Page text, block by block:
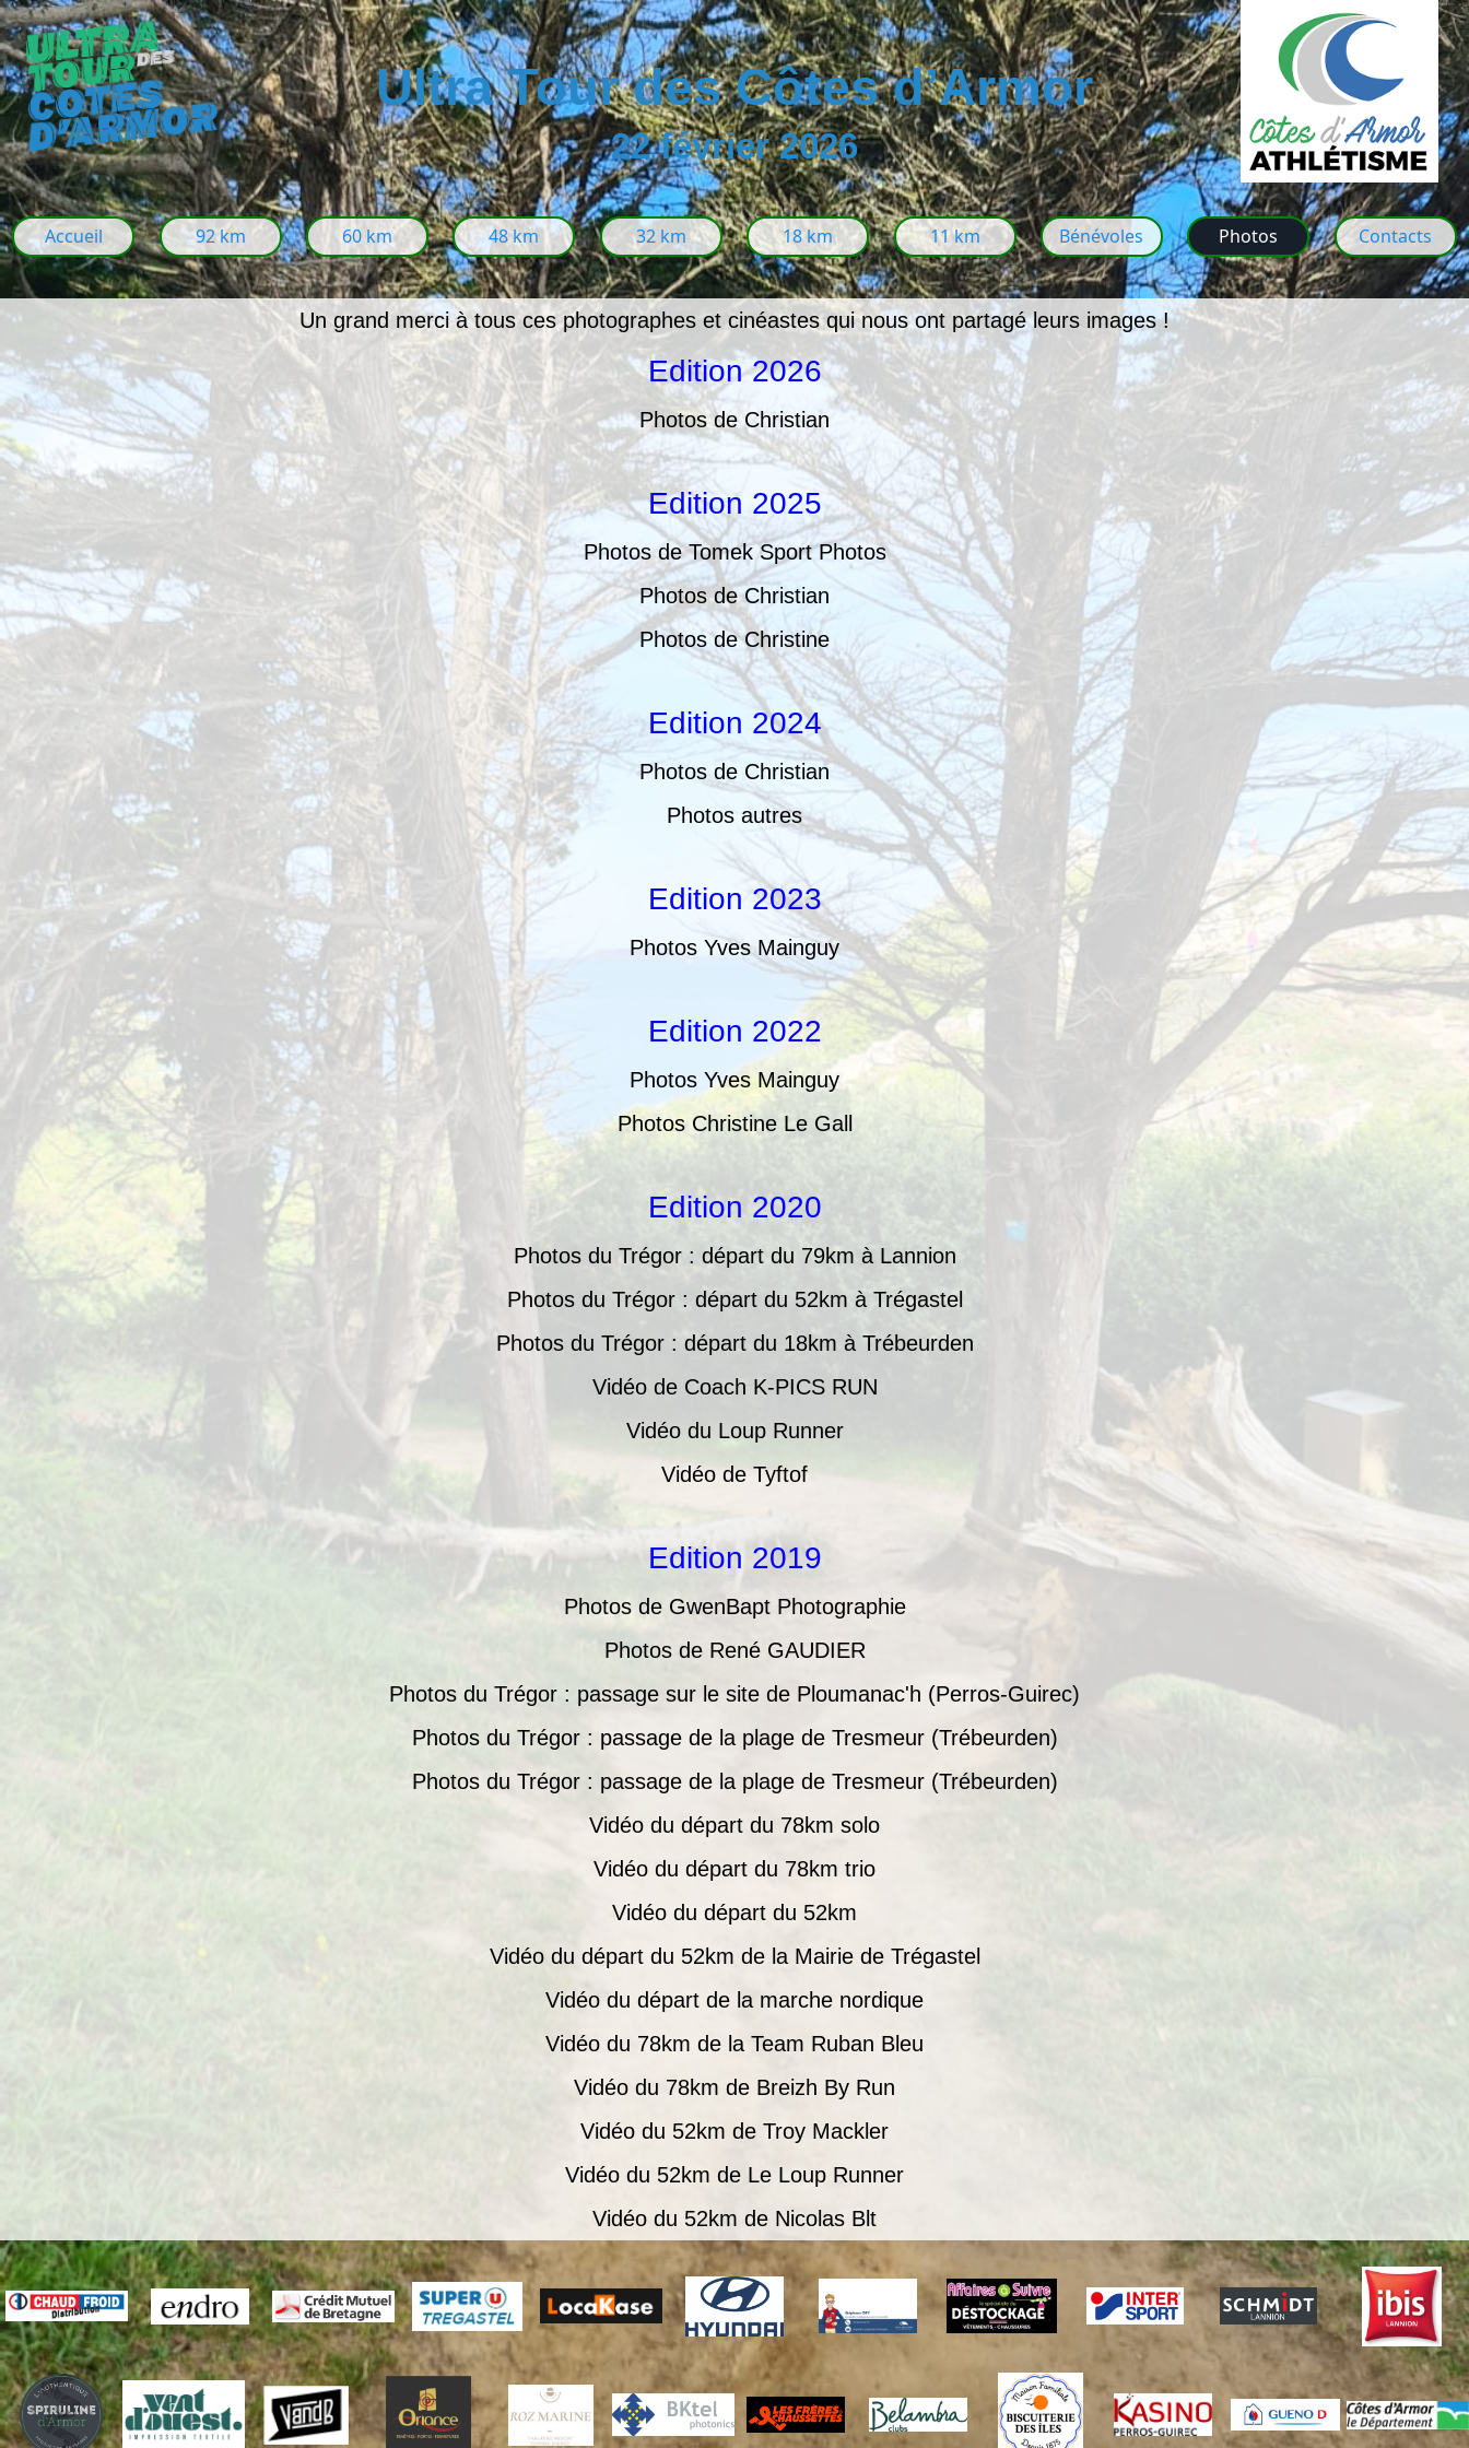
Ultra Tour des Côtes d’Armor
22 février 2026
Accueil 92 km 60 km 48 km 32 km 18 km 11 km Bénévoles Photos Contacts
Un grand merci à tous ces photographes et cinéastes qui nous ont partagé leurs images !
Edition 2026
Photos de Christian
Edition 2025
Photos de Tomek Sport Photos
Photos de Christian
Photos de Christine
Edition 2024
Photos de Christian
Photos autres
Edition 2023
Photos Yves Mainguy
Edition 2022
Photos Yves Mainguy
Photos Christine Le Gall
Edition 2020
Photos du Trégor : départ du 79km à Lannion
Photos du Trégor : départ du 52km à Trégastel
Photos du Trégor : départ du 18km à Trébeurden
Vidéo de Coach K-PICS RUN
Vidéo du Loup Runner
Vidéo de Tyftof
Edition 2019
Photos de GwenBapt Photographie
Photos de René GAUDIER
Photos du Trégor : passage sur le site de Ploumanac'h (Perros-Guirec)
Photos du Trégor : passage de la plage de Tresmeur (Trébeurden)
Photos du Trégor : passage de la plage de Tresmeur (Trébeurden)
Vidéo du départ du 78km solo
Vidéo du départ du 78km trio
Vidéo du départ du 52km
Vidéo du départ du 52km de la Mairie de Trégastel
Vidéo du départ de la marche nordique
Vidéo du 78km de la Team Ruban Bleu
Vidéo du 78km de Breizh By Run
Vidéo du 52km de Troy Mackler
Vidéo du 52km de Le Loup Runner
Vidéo du 52km de Nicolas Blt